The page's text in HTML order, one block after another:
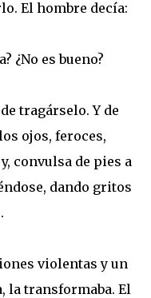
El hombre decía:
¿No es bueno?
tragárselo. Y de
ojos, feroces,
convulsa de pies a
dando gritos
violentas y un
la transformaba. El